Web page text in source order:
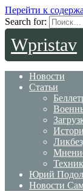
Перейти к
Search for:
Wpristav
Новости
Статьи
Юрий
Новости